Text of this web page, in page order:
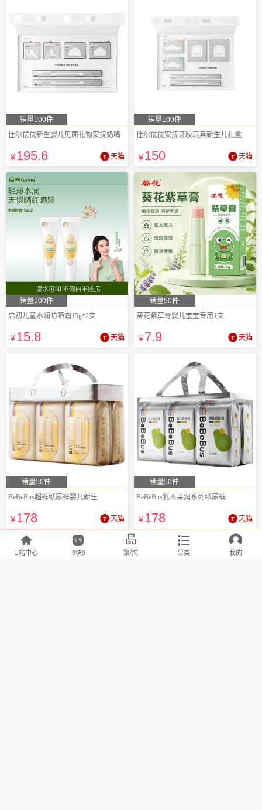
销量100件
佳尔优优新生婴儿见面礼物安抚奶嘴
¥195.6 天猫
销量100件
佳尔优优安抚牙胶玩具新生儿礼盒
¥150 天猫
销量100件
启初儿童水润防晒霜15g*2支
¥15.8 天猫
销量50件
葵花紫草膏婴儿宝宝专用1支
¥7.9 天猫
销量50件
BeBeBus超裤纸尿裤婴儿新生
¥178 天猫
销量50件
BeBeBus乳木果润系列纸尿裤
¥178 天猫

U站中心

9块9

聚/淘

分类

我的